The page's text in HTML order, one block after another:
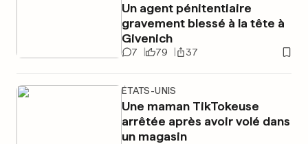
Un agent pénitentiaire
gravement blessé à la tête à
Givenich
7 79 37
ÉTATS-UNIS
Une maman TikTokeuse
arrêtée après avoir volé dans
un magasin